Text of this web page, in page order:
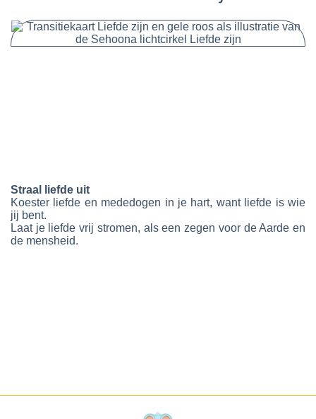
Straal liefde uit
Koester liefde en mededogen in je hart, want liefde is wie
jij bent.
Laat je liefde vrij stromen, als een zegen voor de Aarde en
de mensheid.